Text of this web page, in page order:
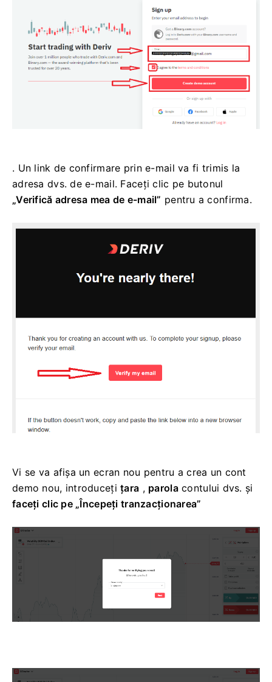
. Un link de confirmare prin e-mail va fi trimis la
adresa dvs. de e-mail. Faceți clic pe butonul
„Verifică adresa mea de e-mail” pentru a confirma.
Vi se va afișa un ecran nou pentru a crea un cont
demo nou, introducețițara , parolacontului dvs. și
faceți clic pe „Începeți tranzacționarea”